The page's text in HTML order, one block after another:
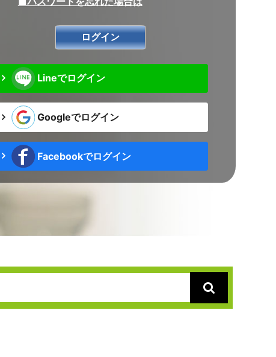
Lineでログイン
Googleでログイン
Facebookでログイン